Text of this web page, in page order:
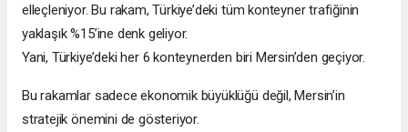
elleçleniyor. Bu rakam, Türkiye’deki tüm konteyner trafiğinin
yaklaşık %15’ine denk geliyor.
Yani, Türkiye’deki her 6 konteynerden biri Mersin’den geçiyor.
Bu rakamlar sadece ekonomik büyüklüğü değil, Mersin’in
stratejik önemini de gösteriyor.